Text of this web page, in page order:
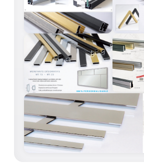
PORTE EN VERRE
GARDE CORPS EN VERRE
VERRIÈRE TYPE ATELIER
VERRES TEXTURÉS
PLEXIGLAS PMMA
DOUBLE VITRAGE
ACCESSOIRES & QUINCAILLERIE